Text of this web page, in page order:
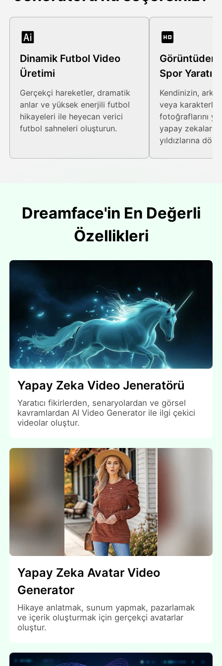
Dinamik Futbol Video
Üretimi
Gerçekçi hareketler, dramatik
anlar ve yüksek enerjili futbol
hikayeleri ile heyecan verici
futbol sahneleri oluşturun.
Görüntüden
Spor
Kendinizin,
veya
fotoğraflarını
yapay zekaları
yıldızlarına
Dreamface'in En Değerli
Özellikleri
Yapay Zeka Video Jeneratörü
Yaratıcı fikirlerden, senaryolardan ve görsel
kavramlardan AI Video Generator ile ilgi çekici
videolar oluştur.
Yapay Zeka Avatar Video
Generator
Hikaye anlatmak, sunum yapmak, pazarlamak
ve içerik oluşturmak için gerçekçi avatarlar
oluştur.